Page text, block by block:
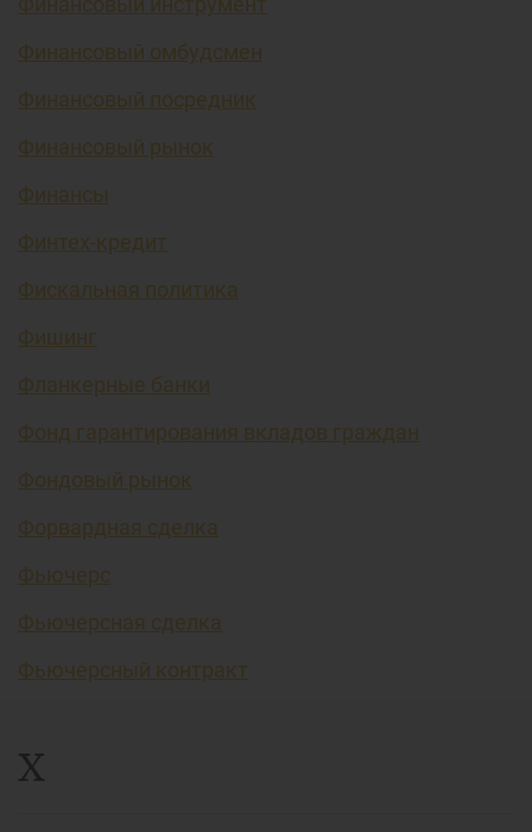
Финансовый омбудсмен
Финансовый посредник
Финансовый рынок
Финансы
Финтех-кредит
Фискальная политика
Фишинг
Фланкерные банки
Фонд гарантирования вкладов граждан
Фондовый рынок
Форвардная сделка
Фьючерс
Фьючерсная сделка
Фьючерсный контракт
Х